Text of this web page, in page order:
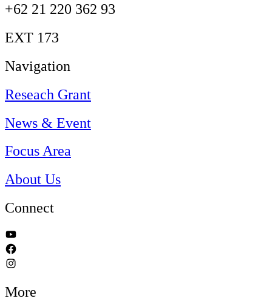
+62 21 220 362 93
EXT 173
Navigation
Reseach Grant
News & Event
Focus Area
About Us
Connect
More